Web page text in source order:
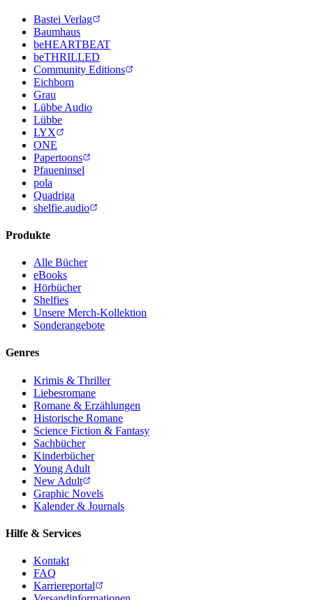
Bastei Verlag
Baumhaus
beHEARTBEAT
beTHRILLED
Community Editions
Eichborn
Grau
Lübbe Audio
Lübbe
LYX
ONE
Papertoons
Pfaueninsel
pola
Quadriga
shelfie.audio
Produkte
Alle Bücher
eBooks
Hörbücher
Shelfies
Unsere Merch-Kollektion
Sonderangebote
Genres
Krimis & Thriller
Liebesromane
Romane & Erzählungen
Historische Romane
Science Fiction & Fantasy
Sachbücher
Kinderbücher
Young Adult
New Adult
Graphic Novels
Kalender & Journals
Hilfe & Services
Kontakt
FAQ
Karriereportal